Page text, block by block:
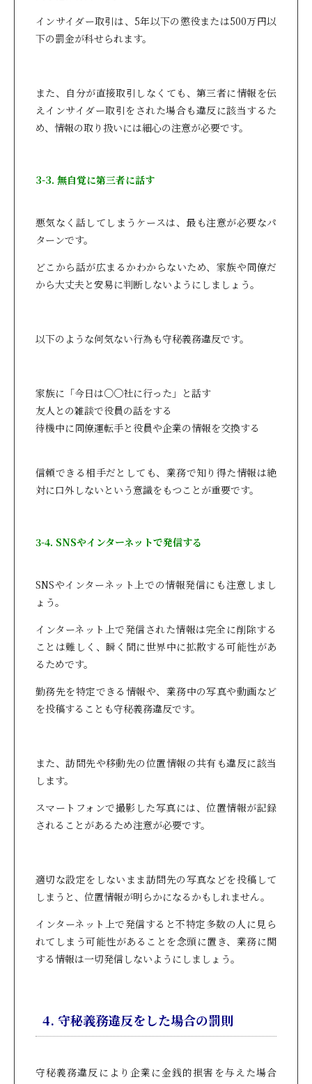
インサイダー取引は、5年以下の懲役または500万円以
下の罰金が科せられます。
また、自分が直接取引しなくても、第三者に情報を伝
えインサイダー取引をされた場合も違反に該当するた
め、情報の取り扱いには細心の注意が必要です。
3-3. 無自覚に第三者に話す
悪気なく話してしまうケースは、最も注意が必要なパ
ターンです。
どこから話が広まるかわからないため、家族や同僚だ
から大丈夫と安易に判断しないようにしましょう。
以下のような何気ない行為も守秘義務違反です。
家族に「今日は○○社に行った」と話す
友人との雑談で役員の話をする
待機中に同僚運転手と役員や企業の情報を交換する
信頼できる相手だとしても、業務で知り得た情報は絶
対に口外しないという意識をもつことが重要です。
3-4. SNSやインターネットで発信する
SNSやインターネット上での情報発信にも注意しまし
ょう。
インターネット上で発信された情報は完全に削除する
ことは難しく、瞬く間に世界中に拡散する可能性があ
るためです。
勤務先を特定できる情報や、業務中の写真や動画など
を投稿することも守秘義務違反です。
また、訪問先や移動先の位置情報の共有も違反に該当
します。
スマートフォンで撮影した写真には、位置情報が記録
されることがあるため注意が必要です。
適切な設定をしないまま訪問先の写真などを投稿して
しまうと、位置情報が明らかになるかもしれません。
インターネット上で発信すると不特定多数の人に見ら
れてしまう可能性があることを念頭に置き、業務に関
する情報は一切発信しないようにしましょう。
4. 守秘義務違反をした場合の罰則
守秘義務違反により企業に金銭的損害を与えた場合